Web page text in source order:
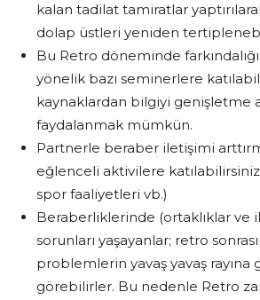
kalan tadilat tamiratlar
dolap üstleri yeniden
Bu Retro döneminde
yönelik bazı seminerlere
kaynaklardan bilgiyi genişletme
faydalanmak mümkün.
Partnerle beraber iletişimi
eğlenceli aktivilere
spor faaliyetleri vb.)
Beraberliklerinde (ortaklıklar ve
sorunları yaşayanlar; retro
problemlerin yavaş yavaş rayına
görebilirler. Bu nedenle Retro